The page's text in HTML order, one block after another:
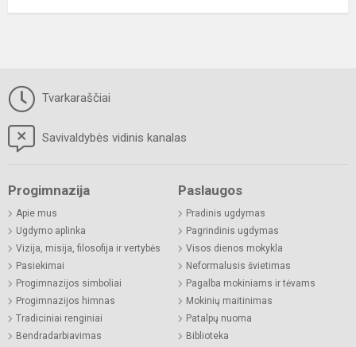
Tvarkaraščiai
Savivaldybės vidinis kanalas
Progimnazija
Apie mus
Ugdymo aplinka
Vizija, misija, filosofija ir vertybės
Pasiekimai
Progimnazijos simboliai
Progimnazijos himnas
Tradiciniai renginiai
Bendradarbiavimas
Paslaugos
Pradinis ugdymas
Pagrindinis ugdymas
Visos dienos mokykla
Neformalusis švietimas
Pagalba mokiniams ir tėvams
Mokinių maitinimas
Patalpų nuoma
Biblioteka